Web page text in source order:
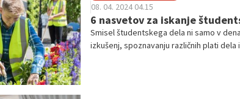
08. 04. 2024 04.15
6 nasvetov za iskanje
Smisel študentskega dela ni samo v
izkušenj, spoznavanju različnih plati dela